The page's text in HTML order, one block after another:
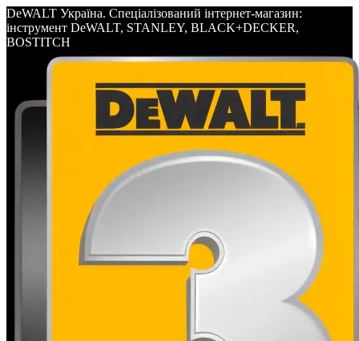
DeWALT Україна. Спеціалізований інтернет-магазин:
інструмент DeWALT, STANLEY, BLACK+DECKER,
BOSTITCH